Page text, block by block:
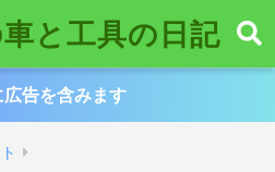
と工具の日記
広告を含みます